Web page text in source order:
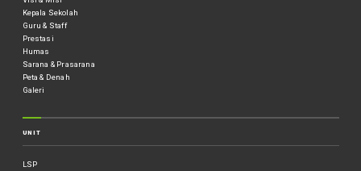
Kepala Sekolah
Guru & Staff
Prestasi
Humas
Sarana & Prasarana
Peta & Denah
Galeri
UNIT
LSP